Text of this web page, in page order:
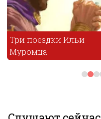
Тинитини потягивай